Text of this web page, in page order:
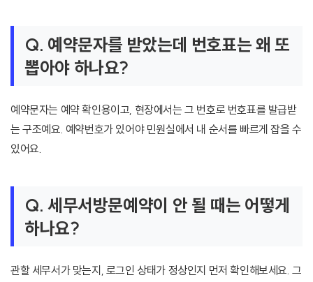
Q. 예약문자를 받았는데 번호표는 왜 또
뽑아야 하나요?
예약문자는 예약 확인용이고, 현장에서는 그 번호로 번호표를 발급받
는 구조예요. 예약번호가 있어야 민원실에서 내 순서를 빠르게 잡을 수
있어요.
Q. 세무서방문예약이 안 될 때는 어떻게
하나요?
관할 세무서가 맞는지, 로그인 상태가 정상인지 먼저 확인해보세요. 그